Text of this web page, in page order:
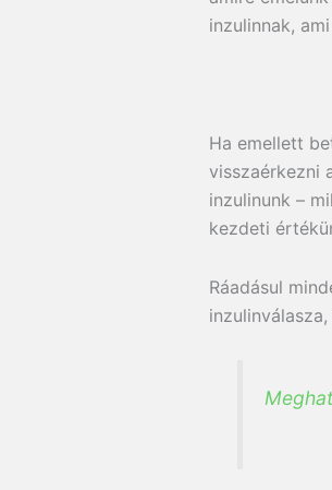
inzulinnak,
Ha emellett
visszaérkezni
inzulinunk –
kezdeti
Ráadásul